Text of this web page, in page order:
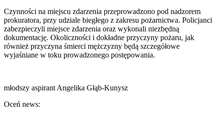
Czynności na miejscu zdarzenia przeprowadzono pod nadzorem
prokuratora, przy udziale biegłego z zakresu pożarnictwa. Policjanci
zabezpieczyli miejsce zdarzenia oraz wykonali niezbędną
dokumentację. Okoliczności i dokładne przyczyny pożaru, jak
również przyczyna śmierci mężczyzny będą szczegółowe
wyjaśniane w toku prowadzonego postępowania.
młodszy aspirant Angelika Głąb-Kunysz
Oceń news: